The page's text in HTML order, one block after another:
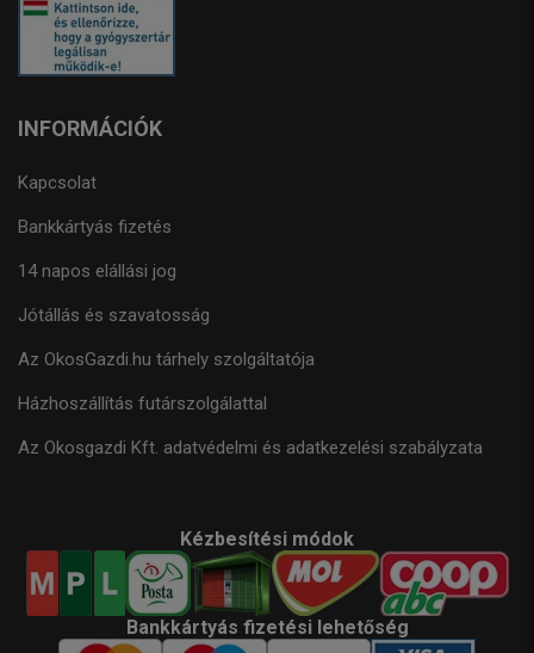
INFORMÁCIÓK
Kapcsolat
Bankkártyás fizetés
14 napos elállási jog
Jótállás és szavatosság
Az OkosGazdi.hu tárhely szolgáltatója
Házhoszállítás futárszolgálattal
Az Okosgazdi Kft. adatvédelmi és adatkezelési szabályzata
Kézbesítési módok
Bankkártyás fizetési lehetőség